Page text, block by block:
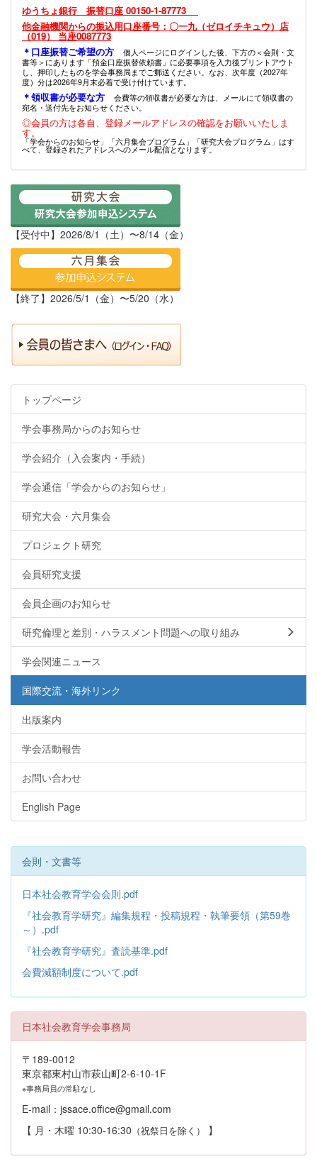
ゆうちょ銀行 振替口座 00150-1-87773
他金融機関からの振込用口座番号：〇一九（ゼロイチキュウ）店
（019） 当座0087773
＊口座振替ご希望の方
個人ページにログインした後、下方の＜会則・文
書等＞にあります「預金口座振替依頼書」に必要事項を入力後プリントアウト
し、押印したものを学会事務局までご郵送ください。なお、次年度（2027年
度）分は2026年9月末必着で受け付けています。
＊領収書が必要な方
会費等の領収書が必要な方は、メールにて領収書の
宛名・送付先をお知らせください。
◎会員の方は各自、登録メールアドレスの確認をお願いいたしま
す。
「学会からのお知らせ」「六月集会プログラム」「研究大会プログラム」はす
べて、登録されたアドレスへのメール配信となります。
【受付中】2026/8/1（土）〜8/14（金）
【終了】2026/5/1（金）〜5/20（水）
トップページ
学会事務局からのお知らせ
学会紹介（入会案内・手続）
学会通信「学会からのお知らせ」
研究大会・六月集会
プロジェクト研究
会員研究支援
会員企画のお知らせ
研究倫理と差別・ハラスメント問題への取り組み
学会関連ニュース
国際交流・海外リンク
出版案内
学会活動報告
お問い合わせ
English Page
会則・文書等
日本社会教育学会会則.pdf
『社会教育学研究』編集規程・投稿規程・執筆要領（第59巻
～）.pdf
『社会教育学研究』査読基準.pdf
会費減額制度について.pdf
日本社会教育学会事務局
〒189-0012
東京都東村山市萩山町2-6-10-1F
※事務局員の常駐なし
E-mail：jssace.office@gmail.com
【 月・木曜 10:30-16:30 （祝祭日を除く） 】